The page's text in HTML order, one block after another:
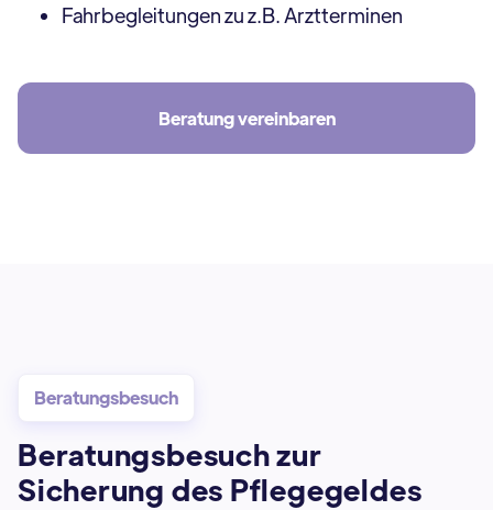
Fahrbegleitungen zu z.B. Arztterminen
Beratung vereinbaren
Beratungsbesuch
Beratungsbesuch zur
Sicherung des Pflegegeldes